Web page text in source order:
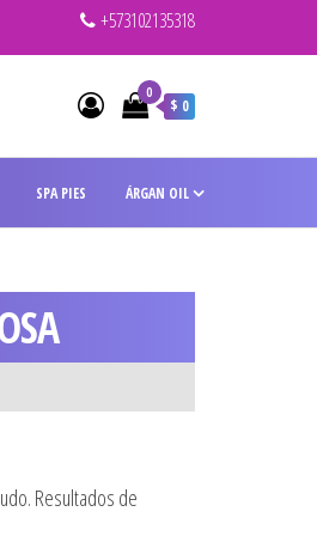
+573102135318
0
$ 0
SPA PIES ÁRGAN OIL
Resultados de